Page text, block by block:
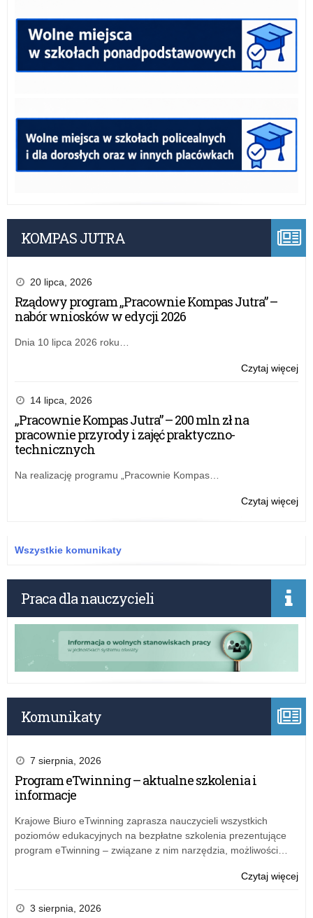
KOMPAS JUTRA
20 lipca, 2026
Rządowy program „Pracownie Kompas Jutra” –
nabór wniosków w edycji 2026
Dnia 10 lipca 2026 roku…
Czytaj więcejo:
14 lipca, 2026
„Pracownie Kompas Jutra” – 200 mln zł na
pracownie przyrody i zajęć praktyczno-
technicznych
Na realizację programu „Pracownie Kompas…
Czytaj więcejo:
Wszystkie komunikaty
Praca dla nauczycieli
Komunikaty
7 sierpnia, 2026
Program eTwinning – aktualne szkolenia i
informacje
Krajowe Biuro eTwinning zaprasza nauczycieli wszystkich
poziomów edukacyjnych na bezpłatne szkolenia prezentujące
program eTwinning – związane z nim narzędzia, możliwości…
Czytaj więcejo:
3 sierpnia, 2026